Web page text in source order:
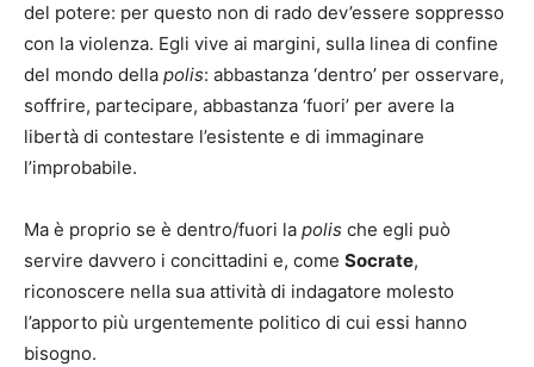
del potere: per questo non di rado dev’essere soppresso
con la violenza. Egli vive ai margini, sulla linea di confine
del mondo della polis: abbastanza ‘dentro’ per osservare,
soffrire, partecipare, abbastanza ‘fuori’ per avere la
libertà di contestare l’esistente e di immaginare
l’improbabile.
Ma è proprio se è dentro/fuori la polis che egli può
servire davvero i concittadini e, come Socrate,
riconoscere nella sua attività di indagatore molesto
l’apporto più urgentemente politico di cui essi hanno
bisogno.